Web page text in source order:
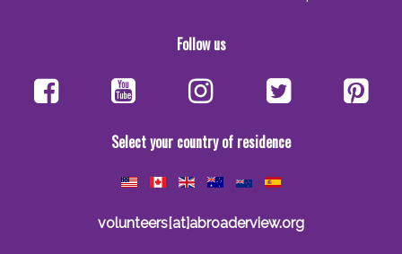
Follow us
Select your country of residence
volunteers[at]abroaderview.org